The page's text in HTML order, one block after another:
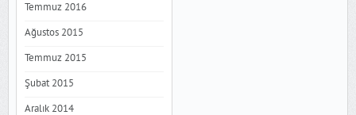
Temmuz 2016
Ağustos 2015
Temmuz 2015
Şubat 2015
Aralık 2014